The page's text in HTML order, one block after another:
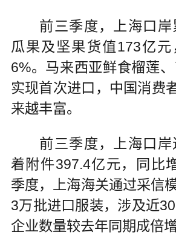
前三季度，上海口岸
瓜果及坚果货值173亿
6%。马来西亚鲜食榴莲
实现首次进口，中国消费
来越丰富。
前三季度，上海口岸
着附件397.4亿元，同比
季度，上海海关通过采信
3万批进口服装，涉及近
企业数量较去年同期成倍增